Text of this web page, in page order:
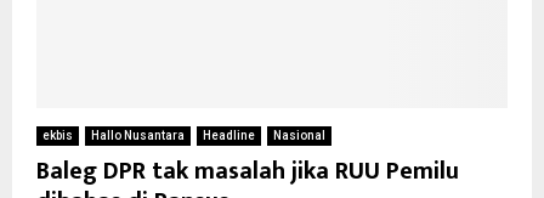
ekbis Hallo Nusantara Headline Nasional
Baleg DPR tak masalah jika RUU Pemilu